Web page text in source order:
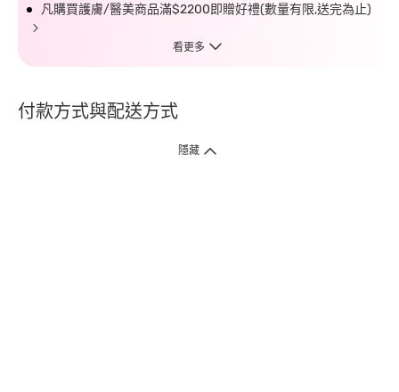
凡購買護膚/醫美商品滿$2200即贈好禮(數量有限,送完為止)
看更多
付款方式與配送方式
隱藏